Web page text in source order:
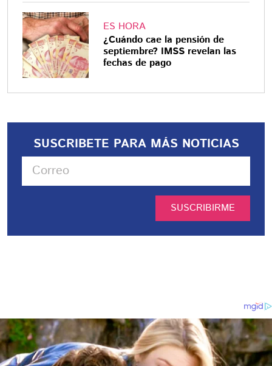
ES HORA
¿Cuándo cae la pensión de
septiembre? IMSS revelan las
fechas de pago
SUSCRIBETE PARA MÁS NOTICIAS
SUSCRIBIRME